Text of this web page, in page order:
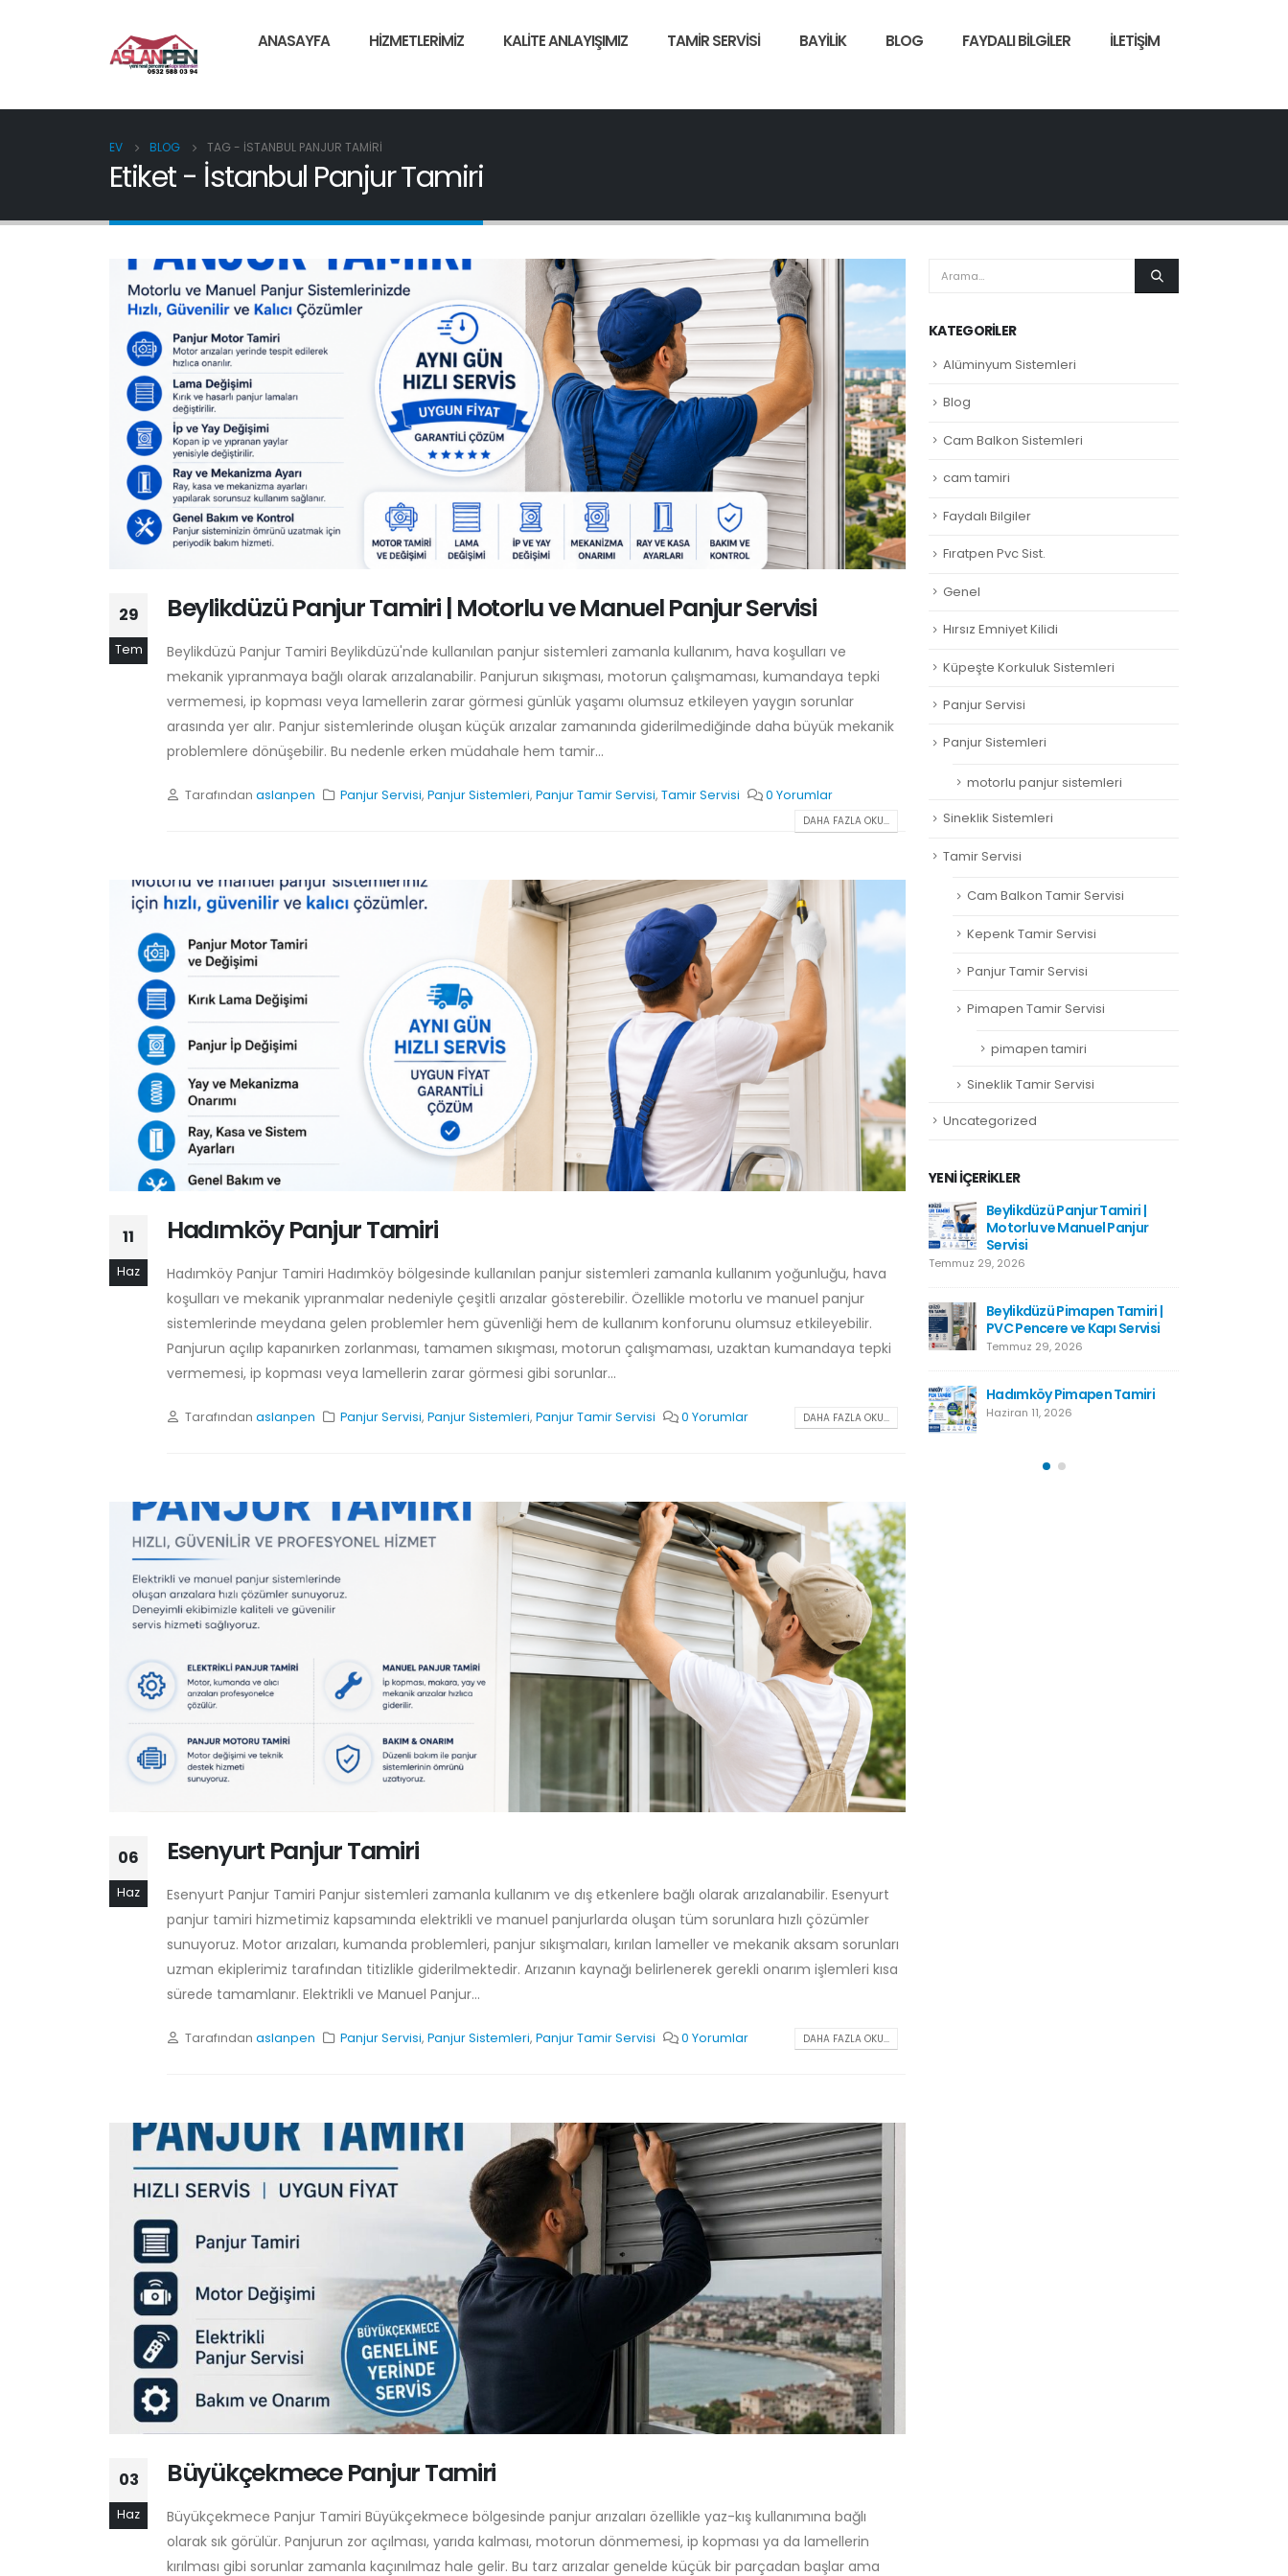
ANASAYFA HIZMETLERIMIZ KALITE ANLAYIŞIMIZ TAMIR SERVISI BAYILIK BLOG FAYDALI BILGILER İLETIŞIM
EV BLOG TAG - İSTANBUL PANJUR TAMIRI
Etiket - İstanbul Panjur Tamiri
29
Tem
Beylikdüzü Panjur Tamiri | Motorlu ve Manuel Panjur Servisi
Beylikdüzü Panjur Tamiri Beylikdüzü'nde kullanılan panjur sistemleri zamanla kullanım, hava koşulları ve
mekanik yıpranmaya bağlı olarak arızalanabilir. Panjurun sıkışması, motorun çalışmaması, kumandaya tepki
vermemesi, ip kopması veya lamellerin zarar görmesi günlük yaşamı olumsuz etkileyen yaygın sorunlar
arasında yer alır. Panjur sistemlerinde oluşan küçük arızalar zamanında giderilmediğinde daha büyük mekanik
problemlere dönüşebilir. Bu nedenle erken müdahale hem tamir...
Tarafından aslanpen Panjur Servisi,Panjur Sistemleri,Panjur Tamir Servisi,Tamir Servisi 0 Yorumlar
DAHA FAZLA OKU...
11
Haz
Hadımköy Panjur Tamiri
Hadımköy Panjur Tamiri Hadımköy bölgesinde kullanılan panjur sistemleri zamanla kullanım yoğunluğu, hava
koşulları ve mekanik yıpranmalar nedeniyle çeşitli arızalar gösterebilir. Özellikle motorlu ve manuel panjur
sistemlerinde meydana gelen problemler hem güvenliği hem de kullanım konforunu olumsuz etkileyebilir.
Panjurun açılıp kapanırken zorlanması, tamamen sıkışması, motorun çalışmaması, uzaktan kumandaya tepki
vermemesi, ip kopması veya lamellerin zarar görmesi gibi sorunlar...
Tarafından aslanpen Panjur Servisi,Panjur Sistemleri,Panjur Tamir Servisi 0 Yorumlar DAHA FAZLA OKU...
06
Haz
Esenyurt Panjur Tamiri
Esenyurt Panjur Tamiri Panjur sistemleri zamanla kullanım ve dış etkenlere bağlı olarak arızalanabilir. Esenyurt
panjur tamiri hizmetimiz kapsamında elektrikli ve manuel panjurlarda oluşan tüm sorunlara hızlı çözümler
sunuyoruz. Motor arızaları, kumanda problemleri, panjur sıkışmaları, kırılan lameller ve mekanik aksam sorunları
uzman ekiplerimiz tarafından titizlikle giderilmektedir. Arızanın kaynağı belirlenerek gerekli onarım işlemleri kısa
sürede tamamlanır. Elektrikli ve Manuel Panjur...
Tarafından aslanpen Panjur Servisi,Panjur Sistemleri,Panjur Tamir Servisi 0 Yorumlar DAHA FAZLA OKU...
03
Haz
Büyükçekmece Panjur Tamiri
Büyükçekmece Panjur Tamiri Büyükçekmece bölgesinde panjur arızaları özellikle yaz-kış kullanımına bağlı
olarak sık görülür. Panjurun zor açılması, yarıda kalması, motorun dönmemesi, ip kopması ya da lamellerin
kırılması gibi sorunlar zamanla kaçınılmaz hale gelir. Bu tarz arızalar genelde küçük bir parçadan başlar ama
KATEGORILER
Alüminyum Sistemleri
Blog
Cam Balkon Sistemleri
cam tamiri
Faydalı Bilgiler
Fıratpen Pvc Sist.
Genel
Hırsız Emniyet Kilidi
Küpeşte Korkuluk Sistemleri
Panjur Servisi
Panjur Sistemleri
motorlu panjur sistemleri
Sineklik Sistemleri
Tamir Servisi
Cam Balkon Tamir Servisi
Kepenk Tamir Servisi
Panjur Tamir Servisi
Pimapen Tamir Servisi
pimapen tamiri
Sineklik Tamir Servisi
Uncategorized
YENI İÇERIKLER
Motorlu ve Manuel Panjur
Servisi
Beylikdüzü Pimapen Tamiri |
PVC Pencere ve Kapı Servisi
Temmuz 29, 2026
Haziran 11, 2026
Kartal Pimapen Tamiri
Haziran 8, 2026
Esenyurt Pimapen Tamiri
Haziran 8, 2026
Beylikdüzü Pimapen Tamiri |
PVC Pencere ve Kapı Servisi
Temmuz 29, 2026
Haziran 11, 2026
Hadımköy Panjur Tamiri
Haziran 11, 2026
Kartal Pimapen Tamiri
Haziran 8, 2026
Esenyurt Pimapen Tamiri